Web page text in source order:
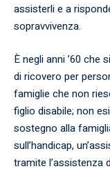
assisterli e a
sopravvivenza.
È negli anni ’60 che
di ricovero per
famiglie che non
figlio disabile; non
sostegno alla
sull’handicap,
tramite l’assistenza